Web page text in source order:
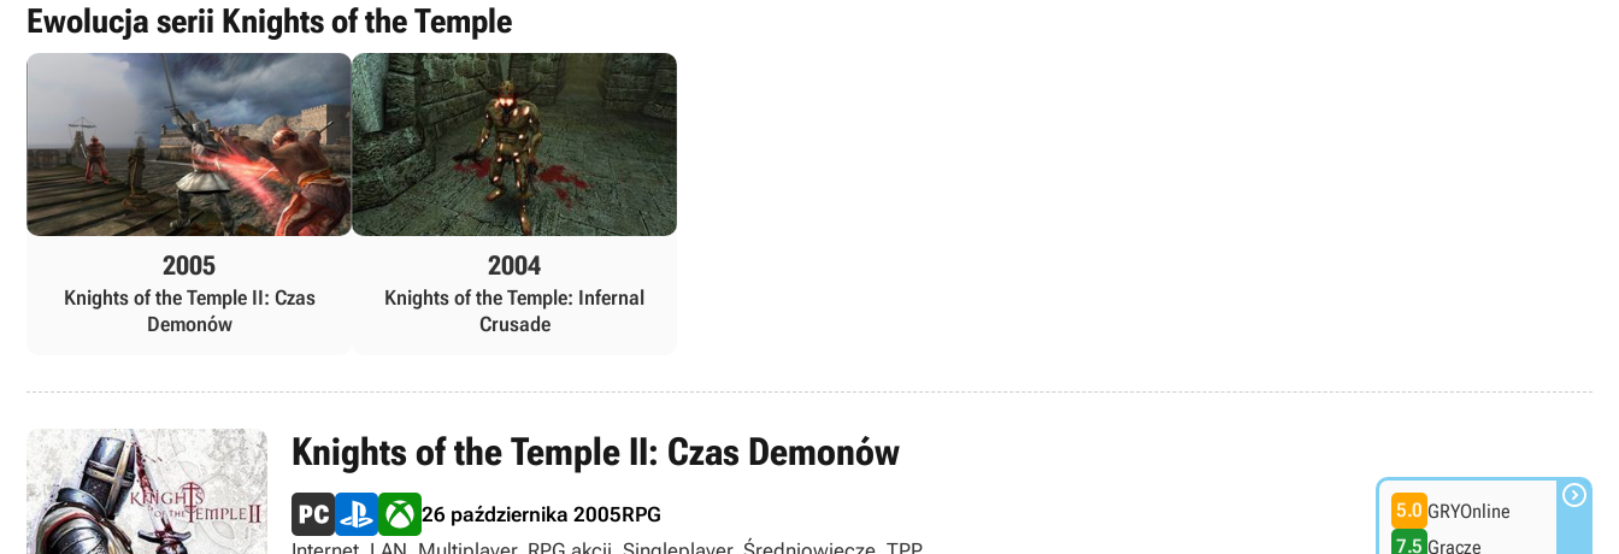
Ewolucja serii Knights of the Temple
2005
Knights of the Temple II: Czas
Demonów
2004
Knights of the Temple: Infernal
Crusade
Knights of the Temple II: Czas Demonów
26 października 2005RPG
5.0 GRYOnline
7.5 Gracze
